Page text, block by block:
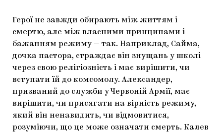
Герої не завжди обирають між життям і
смертю, але між власними принципами і
бажанням режиму — так. Наприклад, Сайма,
дочка пастора, страждає він знущань у школі
через свою релігіозність і має вирішити, чи
вступати їй до комсомолу. Александер,
призваний до служби у Червоній Армії, має
вирішити, чи присягати на вірність режиму,
який він ненавидить, чи відмовитися,
розуміючи, що це може означати смерть. Калев